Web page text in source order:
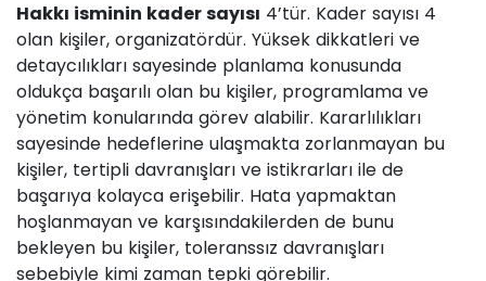
Hakkı isminin kader sayısı 4’tür. Kader sayısı 4
olan kişiler, organizatördür. Yüksek dikkatleri ve
detaycılıkları sayesinde planlama konusunda
oldukça başarılı olan bu kişiler, programlama ve
yönetim konularında görev alabilir. Kararlılıkları
sayesinde hedeflerine ulaşmakta zorlanmayan bu
kişiler, tertipli davranışları ve istikrarları ile de
başarıya kolayca erişebilir. Hata yapmaktan
hoşlanmayan ve karşısındakilerden de bunu
bekleyen bu kişiler, toleranssız davranışları
sebebiyle kimi zaman tepki görebilir.